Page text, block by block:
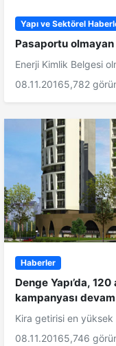
Yapı ve Sektörel
Pasaportu
Enerji Kimlik Belgesi
08.11.20165,782
Haberler
Denge Yapı’da,
kampanyası
Kira getirisi en
08.11.20165,746